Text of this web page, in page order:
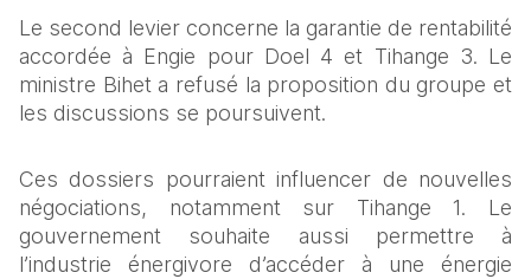
Le second levier concerne la garantie de rentabilité
accordée à Engie pour Doel 4 et Tihange 3. Le
ministre Bihet a refusé la proposition du groupe et
les discussions se poursuivent.
Ces dossiers pourraient influencer de nouvelles
négociations, notamment sur Tihange 1. Le
gouvernement souhaite aussi permettre à
l’industrie énergivore d’accéder à une énergie